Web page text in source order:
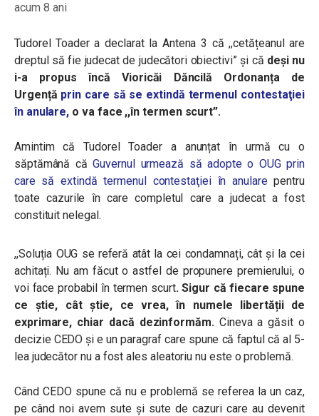
acum 8 ani
Tudorel Toader a declarat la Antena 3 că ,,cetățeanul are
dreptul să fie judecat de judecători obiectivi” și că deși nu
i-a propus încă Vioricăi Dăncilă Ordonanța de
Urgență prin care să se extindă termenul contestaţiei
în anulare, o va face ,,în termen scurt”.
Amintim că Tudorel Toader a anunțat în urmă cu o
săptămână căGuvernul urmează să adopte o OUG prin
care să extindă termenul contestaţiei în anularepentru
toate cazurile în care completul care a judecat a fost
constituit nelegal.
,,Soluția OUG se referă atât la cei condamnați, cât și la cei
achitați. Nu am făcut o astfel de propunere premierului, o
voi face probabil în termen scurt. Sigur că fiecare spune
ce știe, cât știe, ce vrea, în numele libertății de
exprimare, chiar dacă dezinformăm.Cineva a găsit o
decizie CEDO și e un paragraf care spune că faptul că al 5-
lea judecător nu a fost ales aleatoriu nu este o problemă.
Când CEDO spune că nu e problemă se referea la un caz,
pe când noi avem sute și sute de cazuri care au devenit